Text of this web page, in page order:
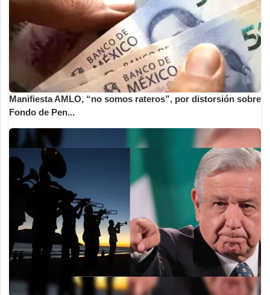
Manifiesta AMLO, “no somos rateros”, por distorsión sobre
Fondo de Pen...